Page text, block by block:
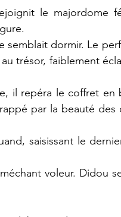
le majordome
dormir. Le
trésor, faiblement
il repéra le coffret en
par la beauté des
saisissant le
voleur. Didou